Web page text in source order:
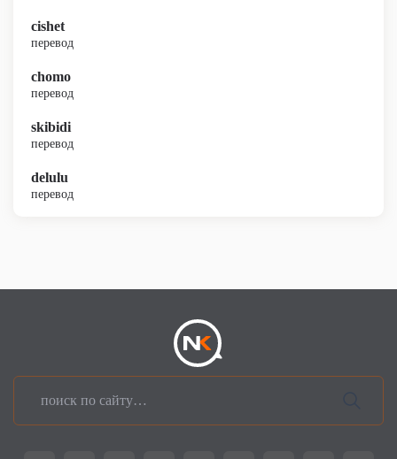
cishet
перевод
chomo
перевод
skibidi
перевод
delulu
перевод